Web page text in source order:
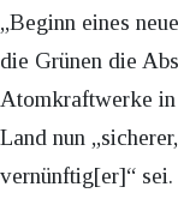
„Beginn eines
die Grünen die
Atomkraftwerke in
Land nun
vernünftig[er]“ sei.